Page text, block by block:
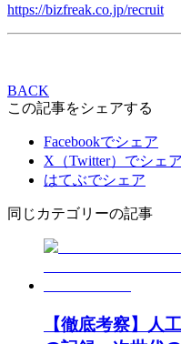
https://bizfreak.co.jp/recruit
BACK
この記事をシェアする
Facebookでシェア
X（Twitter）でシェア
はてぶでシェア
同じカテゴリーの記事
【徹底考察】人